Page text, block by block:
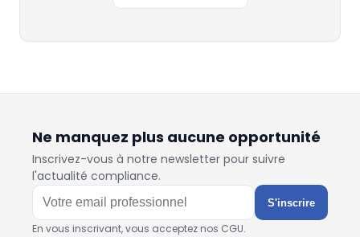
Ne manquez plus aucune opportunité
Inscrivez-vous à notre newsletter pour suivre
l'actualité compliance.
S'inscrire
En vous inscrivant, vous acceptez nos CGU.